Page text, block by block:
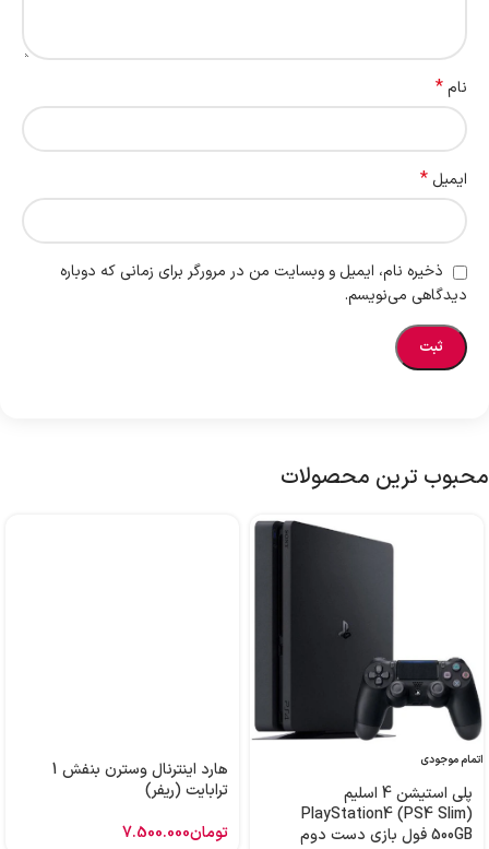
نام*
ایمیل *
ذخیره نام، ایمیل و وبسایت من در مرورگر برای زمانی که دوباره
دیدگاهی می‌نویسم.
محبوب ترین محصولات
اتمام موجودی
پلی استیشن 4 اسلیم
PlayStation4 (PS4 Slim)
500GB فول بازی دست دوم
هارد اینترنال وسترن بنفش 1
ترابایت (ریفر)
تومان7.500.000